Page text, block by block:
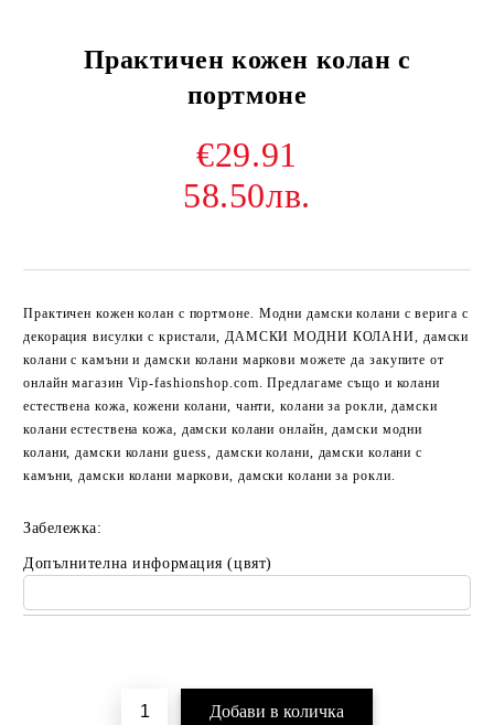
Практичен кожен колан с
портмоне
€29.91
58.50лв.
Практичен кожен колан с портмоне. Модни дамски колани с верига с
декорация висулки с кристали, ДАМСКИ МОДНИ КОЛАНИ, дамски
колани с камъни и дамски колани маркови можете да закупите от
онлайн магазин Vip-fashionshop.com. Предлагаме също и колани
естествена кожа, кожени колани, чанти, колани за рокли, дамски
колани естествена кожа, дамски колани онлайн, дамски модни
колани, дамски колани guess, дамски колани, дамски колани с
камъни, дамски колани маркови, дамски колани за рокли.
Забележка:
Допълнителна информация (цвят)